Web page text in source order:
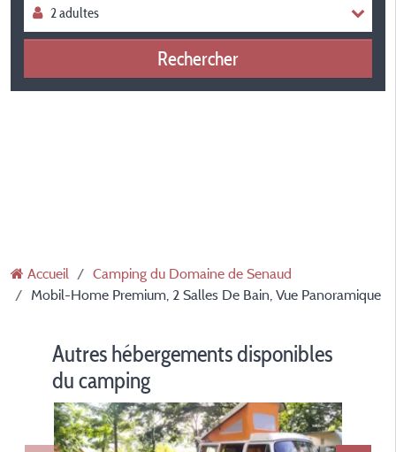
Rechercher
Accueil
Camping du Domaine de Senaud
Mobil-Home Premium, 2 Salles De Bain, Vue Panoramique
Autres hébergements disponibles
du camping